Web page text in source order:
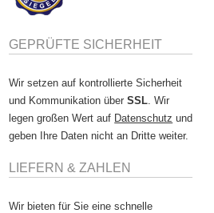
GEPRÜFTE SICHERHEIT
Wir setzen auf kontrollierte Sicherheit
und Kommunikation überSSL . Wir
legen großen Wert auf Datenschutz und
geben Ihre Daten nicht an Dritte weiter.
LIEFERN & ZAHLEN
Wir bieten für Sie eine schnelle